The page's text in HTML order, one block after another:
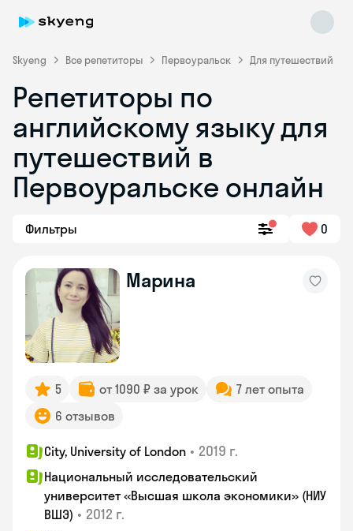
Skyeng Все репетиторы Первоуральск Для путешествий
Репетиторы по
английскому языку для
путешествий в
Первоуральске онлайн
Фильтры 0
Марина
5 от 1090 ₽ за урок
7 лет опыта
6 отзывов
City, University of London • 2019 г.
Национальный исследовательский
университет «Высшая школа экономики» (НИУ
ВШЭ) • 2012 г.
Skyeng Chat